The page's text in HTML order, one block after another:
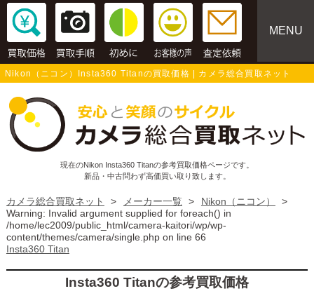
MENU
Nikon（ニコン）Insta360 Titanの買取価格 | カメラ総合買取ネット
現在のNikon Insta360 Titanの参考買取価格ページです。
新品・中古問わず高価買い取り致します。
カメラ総合買取ネット > メーカー一覧 > Nikon（ニコン）
>
Warning: Invalid argument supplied for foreach() in
/home/lec2009/public_html/camera-kaitori/wp/wp-
content/themes/camera/single.phpon line 66
Insta360 Titan
Insta360 Titanの参考買取価格